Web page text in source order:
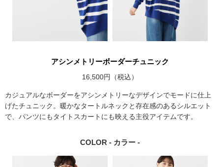
アシンメトリーボーダーチュニック
16,500円（税込）
カジュアルなボーダーをアシンメトリーなデザインでモードに仕上
げたチュニック。暖かなタートルネックと存在感のあるシルエット
で、パンツにもタイトスカートにも映える主役アイテムです。
COLOR - カラー -